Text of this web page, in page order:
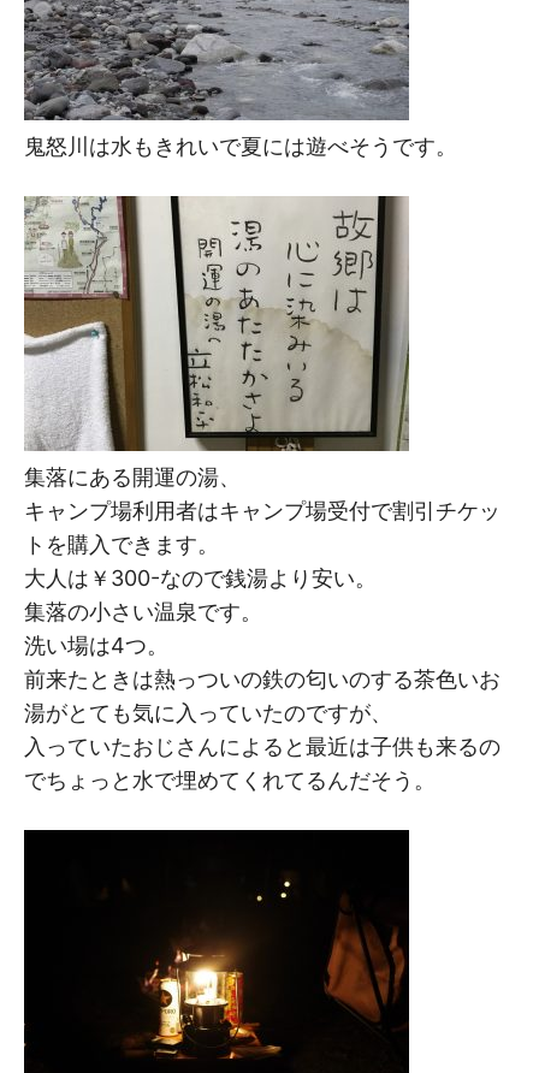
鬼怒川は水もきれいで夏には遊べそうです。
集落にある開運の湯、
キャンプ場利用者はキャンプ場受付で割引チケッ
トを購入できます。
大人は￥300-なので銭湯より安い。
集落の小さい温泉です。
洗い場は4つ。
前来たときは熱っついの鉄の匂いのする茶色いお
湯がとても気に入っていたのですが、
入っていたおじさんによると最近は子供も来るの
でちょっと水で埋めてくれてるんだそう。